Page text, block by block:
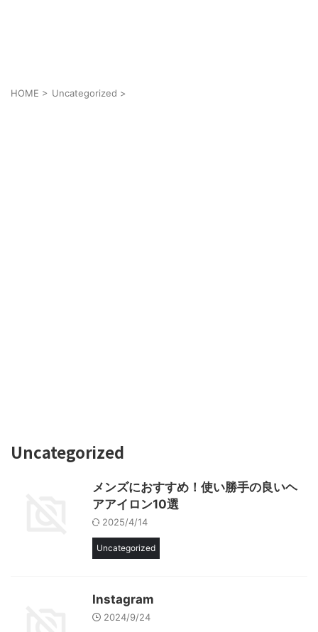
HOME > Uncategorized >
Uncategorized
メンズにおすすめ！使い勝手の良いヘ
アアイロン10選
2025/4/14
Uncategorized
Instagram
2024/9/24